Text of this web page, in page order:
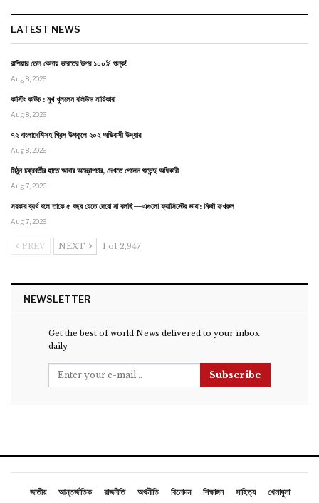
LATEST NEWS
রাশিয়ার তেল কেনায় ভারতের উপর ১০০% শুল্ক!
Aug 8, 2026
কাস্টিং কাউচ : মুখ খুললেন বলিউড নায়িকারা
Aug 8, 2026
৭২ বাংলাদেশিসহ গ্রিস উপকূলে ২০২ অভিবাসী উদ্ধার
Aug 8, 2026
মিঠুন চক্রবর্তীর হাতে আবার অস্ত্রোপচার, দেখতে গেলেন শুভেন্দু অধিকারী
Aug 7, 2026
সরকার ব্যর্থ বলে তাকে ৫ বছর যেতে দেবো না বলছি—এগুলো ফ্যাসিস্টের ভাষা: মির্জা ফখরুল
Aug 7, 2026
PREV NEXT 1 of 2,947
NEWSLETTER
Get the best of world News delivered to your inbox
daily
Subscribe
জাতীয় আন্তর্জাতিক রাজনীতি অর্থনীতি বিনোদন শিক্ষাঙ্গন সাহিত্য খেলাধুলা